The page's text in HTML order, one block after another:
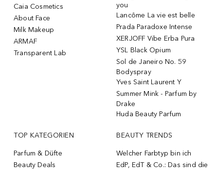
Caia Cosmetics
About Face
Milk Makeup
ARMAF
Transparent Lab
you
Lancôme La vie est belle
Prada Paradoxe Intense
XERJOFF Vibe Erba Pura
YSL Black Opium
Sol de Janeiro No. 59
Bodyspray
Yves Saint Laurent Y
Summer Mink - Parfum by
Drake
Huda Beauty Parfum
TOP KATEGORIEN
Parfum & Düfte
Beauty Deals
BEAUTY TRENDS
Welcher Farbtyp bin ich
EdP, EdT & Co.: Das sind die